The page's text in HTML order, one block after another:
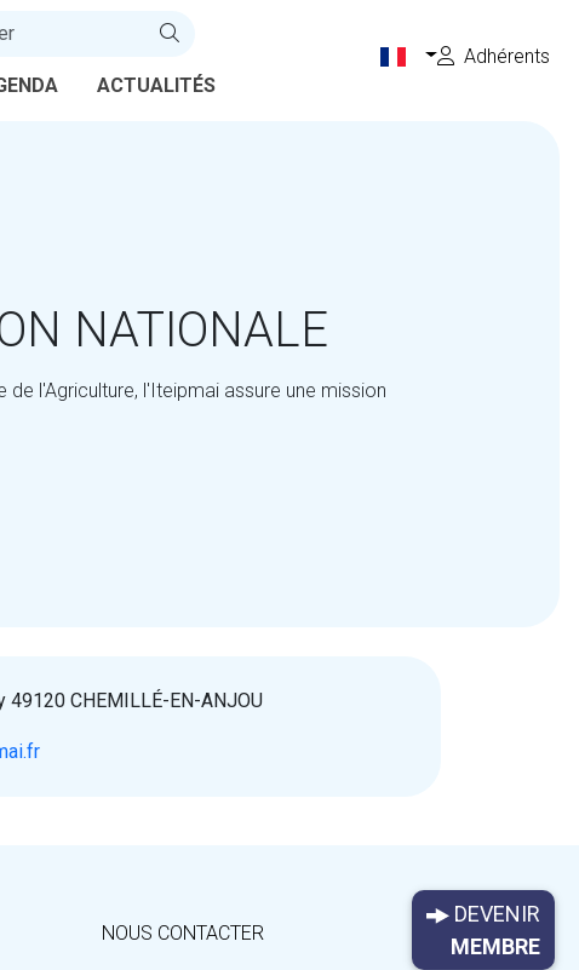
ACTUALITÉS
Adhérents
NATIONALE
l'Agriculture, l'Iteipmai assure une mission
49120 CHEMILLÉ-EN-ANJOU
DEVENIR
MEMBRE
NOUS CONTACTER